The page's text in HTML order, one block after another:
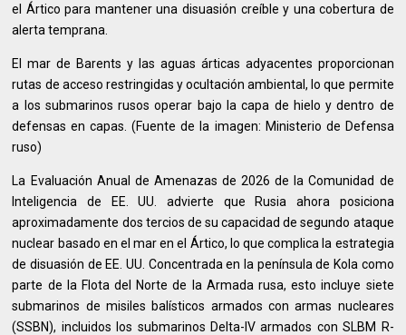
el Ártico para mantener una disuasión creíble y una cobertura de
alerta temprana.
El mar de Barents y las aguas árticas adyacentes proporcionan
rutas de acceso restringidas y ocultación ambiental, lo que permite
a los submarinos rusos operar bajo la capa de hielo y dentro de
defensas en capas. (Fuente de la imagen: Ministerio de Defensa
ruso)
La Evaluación Anual de Amenazas de 2026 de la Comunidad de
Inteligencia de EE. UU. advierte que Rusia ahora posiciona
aproximadamente dos tercios de su capacidad de segundo ataque
nuclear basado en el mar en el Ártico, lo que complica la estrategia
de disuasión de EE. UU. Concentrada en la península de Kola como
parte de la Flota del Norte de la Armada rusa, esto incluye siete
submarinos de misiles balísticos armados con armas nucleares
(SSBN), incluidos los submarinos Delta-IV armados con SLBM R-